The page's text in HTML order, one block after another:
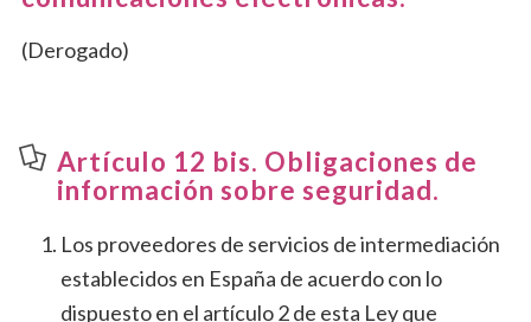
(Derogado)
Artículo 12 bis. Obligaciones de
información sobre seguridad.
Los proveedores de servicios de intermediación
establecidos en España de acuerdo con lo
dispuesto en el artículo 2 de esta Ley que